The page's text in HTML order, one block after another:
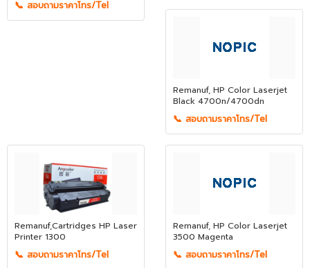
📞 สอบถามราคาโทร/Tel
Remanuf, HP Color Laserjet
Black 4700n/4700dn
📞 สอบถามราคาโทร/Tel
Remanuf,Cartridges HP Laser
Printer 1300
📞 สอบถามราคาโทร/Tel
Remanuf, HP Color Laserjet
3500 Magenta
📞 สอบถามราคาโทร/Tel